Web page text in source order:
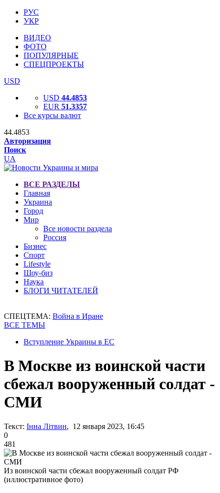
РУС
УКР
ВИДЕО
ФОТО
ПОПУЛЯРНЫЕ
СПЕЦПРОЕКТЫ
USD
USD 44.4853
EUR 51.3357
Все курсы валют
44.4853
Авторизация
Поиск
UA
ВСЕ РАЗДЕЛЫ
Главная
Украина
Город
Мир
Все новости раздела
Россия
Бизнес
Спорт
Lifestyle
Шоу-биз
Наука
БЛОГИ ЧИТАТЕЛЕЙ
СПЕЦТЕМА: Война в Иране
ВСЕ ТЕМЫ
Вступление Украины в ЕС
В Москве из воинской части
сбежал вооруженный солдат -
СМИ
Текст: Інна Літвин, 12 января 2023, 16:45
0
481
Из воинской части сбежал вооруженный солдат РФ
(иллюстративное фото)